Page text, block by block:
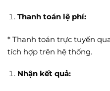
Thanh toán lệ phí:
* Thanh toán trực tuyến
tích hợp trên hệ thống.
Nhận kết quả: